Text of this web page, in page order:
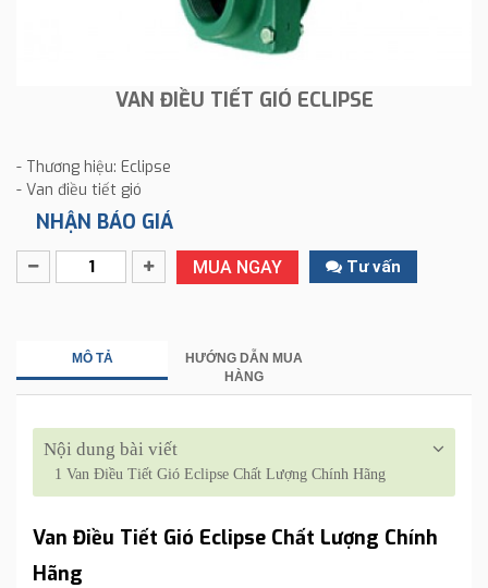
VAN ĐIỀU TIẾT GIÓ ECLIPSE
- Thương hiệu: Eclipse
- Van điều tiết gió
NHẬN BÁO GIÁ
MUA NGAY Tư vấn
MÔ TẢ
HƯỚNG DẪN MUA
HÀNG
Nội dung bài viết
1 Van Điều Tiết Gió Eclipse Chất Lượng Chính Hãng
Van Điều Tiết Gió Eclipse Chất Lượng Chính
Hãng